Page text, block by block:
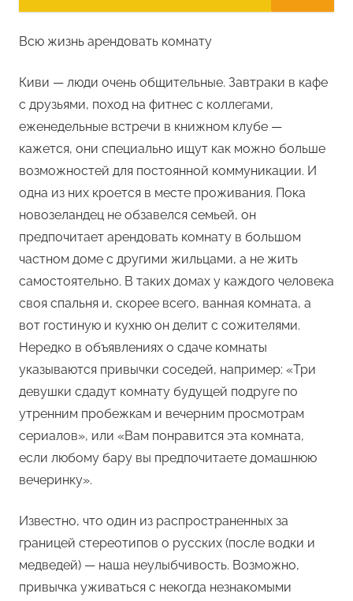
Всю жизнь арендовать комнату
Киви — люди очень общительные. Завтраки в кафе
с друзьями, поход на фитнес с коллегами,
еженедельные встречи в книжном клубе —
кажется, они специально ищут как можно больше
возможностей для постоянной коммуникации. И
одна из них кроется в месте проживания. Пока
новозеландец не обзавелся семьей, он
предпочитает арендовать комнату в большом
частном доме с другими жильцами, а не жить
самостоятельно. В таких домах у каждого человека
своя спальня и, скорее всего, ванная комната, а
вот гостиную и кухню он делит с сожителями.
Нередко в объявлениях о сдаче комнаты
указываются привычки соседей, например: «Три
девушки сдадут комнату будущей подруге по
утренним пробежкам и вечерним просмотрам
сериалов», или «Вам понравится эта комната,
если любому бару вы предпочитаете домашнюю
вечеринку».
Известно, что один из распространенных за
границей стереотипов о русских (после водки и
медведей) — наша неулыбчивость. Возможно,
привычка уживаться с некогда незнакомыми